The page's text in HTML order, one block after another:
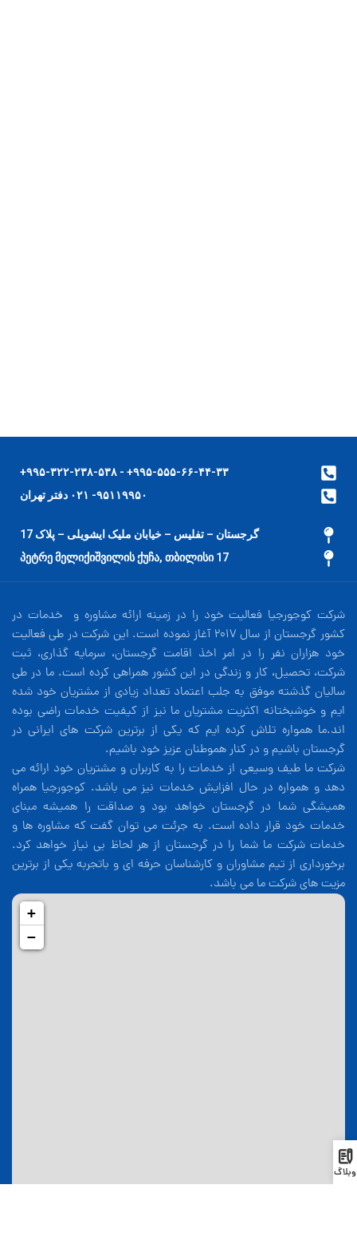
۹۹۵-۵۵۵-۶۶-۴۴-۳۳+ - ۹۹۵-۳۲۲-۲۳۸-۵۳۸+
۹۵۱۱۹۹۵۰- ۰۲۱ دفتر تهران
گرجستان – تفلیس – خیابان ملیک ایشویلی – پلاک 17
17 პეტრე მელიქიშვილის ქუჩა, თბილისი
شرکت کوجورجیا فعالیت خود را در زمینه ارائه مشاوره و خدمات در
کشور گرجستان از سال 2017 آغاز نموده است. این شرکت در طی فعالیت
خود هزاران نفر را در امر اخذ اقامت گرجستان، سرمایه گذاری، ثبت
شرکت، تحصیل، کار و زندگی در این کشور همراهی کرده است. ما در طی
سالیان گذشته موفق به جلب اعتماد تعداد زیادی از مشتریان خود شده
ایم و خوشبختانه اکثریت مشتریان ما نیز از کیفیت خدمات راضی بوده
اند.ما همواره تلاش کرده ایم که یکی از برترین شرکت های ایرانی در
گرجستان باشیم و در کنار هموطنان عزیز خود باشیم.
شرکت ما طیف وسیعی از خدمات را به کاربران و مشتریان خود ارائه می
دهد و همواره در حال افزایش خدمات نیز می باشد. کوجورجیا همراه
همیشگی شما در گرجستان خواهد بود و صداقت را همیشه مبنای
خدمات خود قرار داده است. به جرئت می توان گفت که مشاوره ها و
خدمات شرکت ما شما را در گرجستان از هر لحاظ بی نیاز خواهد کرد.
برخورداری از تیم مشاوران و کارشناسان حرفه ای و باتجربه یکی از برترین
مزیت های شرکت ما می باشد.
+
−
وبلاگ